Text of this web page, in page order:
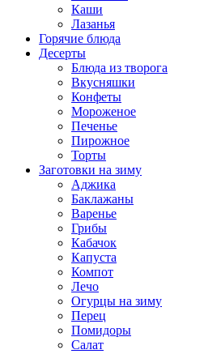
Каши
Лазанья
Горячие блюда
Десерты
Блюда из творога
Вкусняшки
Конфеты
Мороженое
Печенье
Пирожное
Торты
Заготовки на зиму
Аджика
Баклажаны
Варенье
Грибы
Кабачок
Капуста
Компот
Лечо
Огурцы на зиму
Перец
Помидоры
Салат